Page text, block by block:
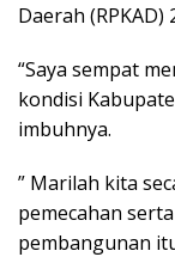
Daerah (RPKAD)
“Saya sempat
kondisi
imbuhnya.
” Marilah kita
pemecahan
pembangunan